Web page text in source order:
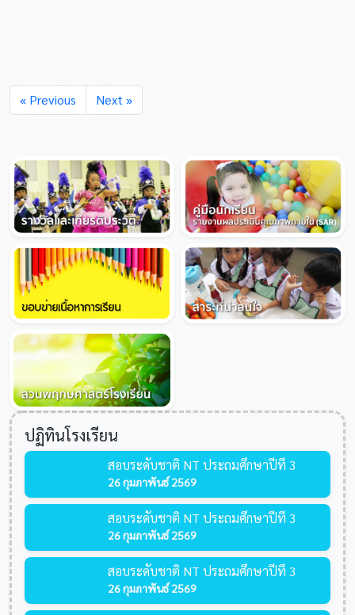
« Previous Next »
ปฏิทินโรงเรียน
สอบระดับชาติ NT ประถมศึกษาปีที่ 3
26 กุมภาพันธ์ 2569
สอบระดับชาติ NT ประถมศึกษาปีที่ 3
26 กุมภาพันธ์ 2569
สอบระดับชาติ NT ประถมศึกษาปีที่ 3
26 กุมภาพันธ์ 2569